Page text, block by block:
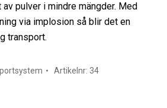
pulver i mindre mängder. Med
via implosion så blir det en
transport.
Artikelnr: 34